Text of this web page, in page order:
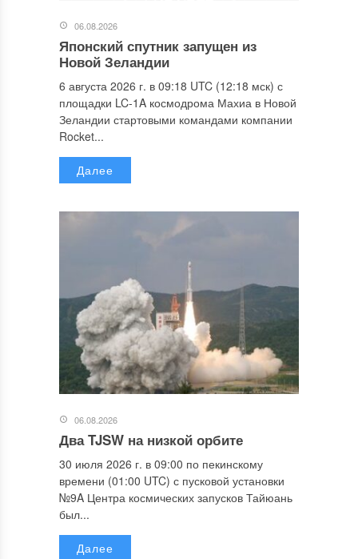
06.08.2026
Японский спутник запущен из
Новой Зеландии
6 августа 2026 г. в 09:18 UTC (12:18 мск) с
площадки LC-1A космодрома Махиа в Новой
Зеландии стартовыми командами компании
Rocket...
Далее
06.08.2026
Два TJSW на низкой орбите
30 июля 2026 г. в 09:00 по пекинскому
времени (01:00 UTC) с пусковой установки
№9A Центра космических запусков Тайюань
был...
Далее